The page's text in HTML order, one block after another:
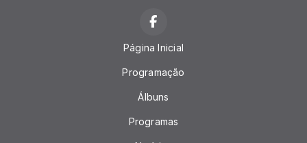
Página Inicial
Programação
Álbuns
Programas